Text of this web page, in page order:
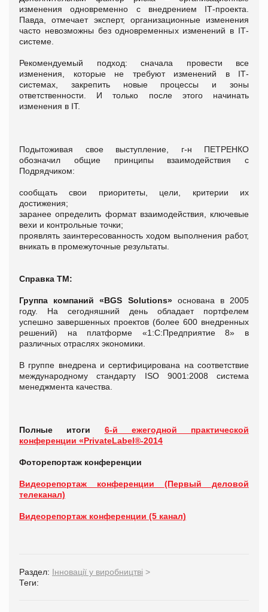
изменения одновременно с внедрением ІТ-проекта.
Павда, отмечает эксперт, организационные изменения
часто невозможны без одновременных изменений в ІТ-
системе.
Рекомендуемый подход: сначала провести все
изменения, которые не требуют изменений в ІТ-
системах, закрепить новые процессы и зоны
ответственности. И только после этого начинать
изменения в ІТ.
Подытоживая свое выступление, г-н ПЕТРЕНКО
обозначил общие принципы взаимодействия с
Подрядчиком:
сообщать свои приоритеты, цели, критерии их
достижения;
заранее определить формат взаимодействия, ключевые
вехи и контрольные точки;
проявлять заинтересованность ходом выполнения работ,
вникать в промежуточные результаты.
Справка ТМ:
Группа компаний«BGS Solutions»основана в 2005
году. На сегодняшний день обладает портфелем
успешно завершенных проектов (более 600 внедренных
решений) на платформе «1:С:Предприятие 8» в
различных отраслях экономики.
В группе внедрена и сертифицирована на соответствие
международному стандарту ISO 9001:2008 система
менеджмента качества.
Полные итоги 6-й ежегодной практической
конференции «PrivateLabel®-2014
Фоторепортаж конференции
Видеорепортаж конференции (Первый деловой
телеканал)
Видеорепортаж конференции (5 канал)
Раздел: Інновації у виробництві >
Теги: